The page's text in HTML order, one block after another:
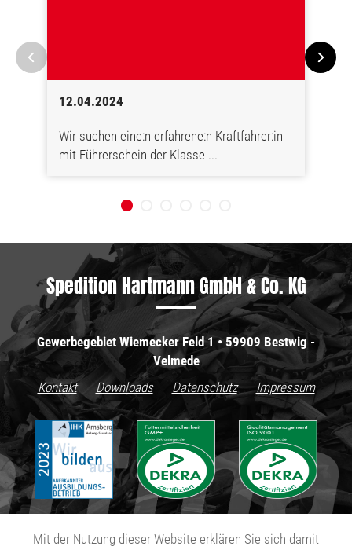
12.04.2024
Wir suchen eine:n erfahrene:n Kraftfahrer:in
mit Führerschein der Klasse ...
Spedition Hartmann GmbH & Co. KG
Gewerbegebiet Wiemecker Feld 1 • 59909 Bestwig -
Velmede
Kontakt
Downloads Datenschutz Impressum
Mit der Nutzung dieser Website erklären Sie sich damit